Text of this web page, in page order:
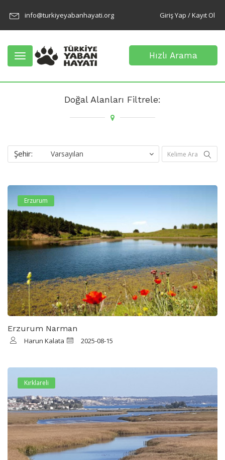
info@turkiyeyabanhayati.org Giriş Yap / Kayıt Ol
Toggle
navigation
Hızlı Arama
Doğal Alanları Filtrele:
Şehir:
Erzurum
Erzurum Narman
Harun Kalata 2025-08-15
Kırklareli